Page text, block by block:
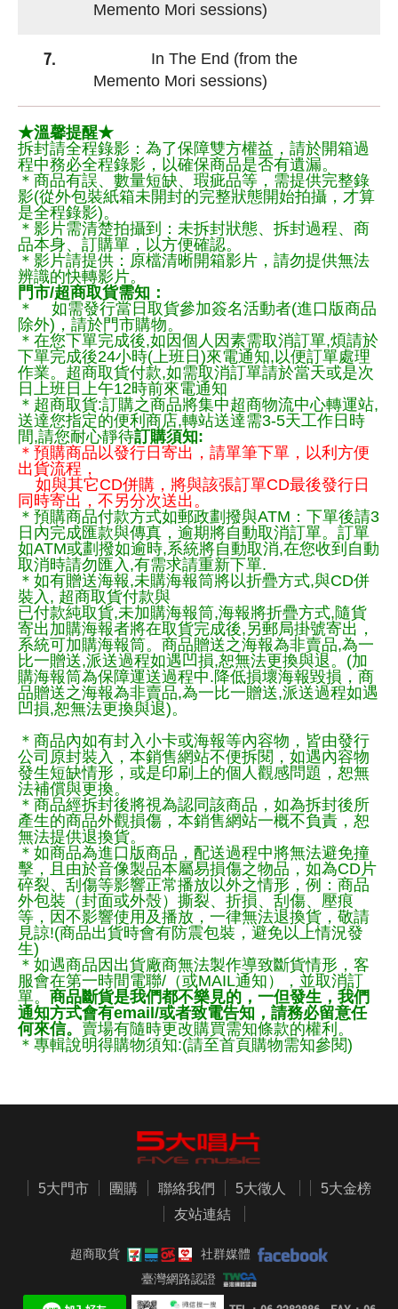
Memento Mori sessions)
7.
In The End (from the
Memento Mori sessions)
★溫馨提醒★
拆封請全程錄影：為了保障雙方權益，請於開箱過
程中務必全程錄影，以確保商品是否有遺漏。
＊商品有誤、數量短缺、瑕疵品等，需提供完整錄
影(從外包裝紙箱未開封的完整狀態開始拍攝，才算
是全程錄影)。
＊影片需清楚拍攝到：未拆封狀態、拆封過程、商
品本身、訂購單，以方便確認。
＊影片請提供：原檔清晰開箱影片，請勿提供無法
辨識的快轉影片。
門市/超商取貨需知：
＊ 如需發行當日取貨參加簽名活動者(進口版商品
除外)，請於門市購物。
＊在您下單完成後,如因個人因素需取消訂單,煩請於
下單完成後24小時(上班日)來電通知,以便訂單處理
作業。超商取貨付款,如需取消訂單請於當天或是次
日上班日上午12時前來電通知
＊超商取貨:訂購之商品將集中超商物流中心轉運站,
送達您指定的便利商店,轉站送達需3-5天工作日時
間,請您耐心靜待訂購須知:
＊預購商品以發行日寄出，請單筆下單，以利方便
出貨流程，
如與其它CD併購，將與該張訂單CD最後發行日
同時寄出，不另分次送出。
＊預購商品付款方式如郵政劃撥與ATM：下單後請3
日內完成匯款與傳真，逾期將自動取消訂單。訂單
如ATM或劃撥如逾時,系統將自動取消,在您收到自動
取消時請勿匯入,有需求請重新下單.
＊如有贈送海報,未購海報筒將以折疊方式,與CD併
裝入, 超商取貨付款與
已付款純取貨,未加購海報筒,海報將折疊方式,隨貨
寄出加購海報者將在取貨完成後,另郵局掛號寄出，
系統可加購海報筒。商品贈送之海報為非賣品,為一
比一贈送,派送過程如遇凹損,恕無法更換與退。(加
購海報筒為保障運送過程中.降低損壞海報毀損，商
品贈送之海報為非賣品,為一比一贈送,派送過程如遇
凹損,恕無法更換與退)。
＊商品內如有封入小卡或海報等內容物，皆由發行
公司原封裝入，本銷售網站不便拆閱，如遇內容物
發生短缺情形，或是印刷上的個人觀感問題，恕無
法補償與更換。
＊商品經拆封後將視為認同該商品，如為拆封後所
產生的商品外觀損傷，本銷售網站一概不負責，恕
無法提供退換貨。
＊如商品為進口版商品，配送過程中將無法避免撞
擊，且由於音像製品本屬易損傷之物品，如為CD片
碎裂、刮傷等影響正常播放以外之情形，例：商品
外包裝（封面或外殼）撕裂、折損、刮傷、壓痕
等，因不影響使用及播放，一律無法退換貨，敬請
見諒!(商品出貨時會有防震包裝，避免以上情況發
生)
＊如遇商品因出貨廠商無法製作導致斷貨情形，客
服會在第一時間電聯/（或MAIL通知），並取消訂
單。 商品斷貨是我們都不樂見的，一但發生，我們
通知方式會有email/或者致電告知，請務必留意任
何來信。 賣場有隨時更改購買需知條款的權利。
＊專輯說明得購物須知:(請至首頁購物需知參閱)
5大門市 團購 聯絡我們 5大徵人
5大金榜
友站連結
超商取貨
社群媒體
臺灣網路認證